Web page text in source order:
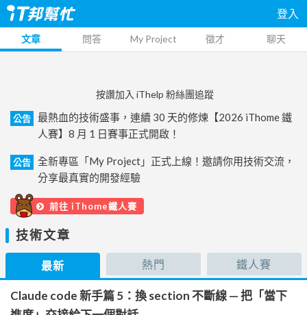
登入
文章 問答 My Project 徵才 聊天
按讚加入 iThelp 粉絲團追蹤
公告
最熱血的技術盛事，連續 30 天的修煉【2026 iThome 鐵
人賽】8 月 1 日賽事正式開啟！
公告
全新專區「My Project」正式上線！邀請你用技術交流，
分享最真實的開發經驗
前往 iThome鐵人賽
技術文章
最新 熱門 鐵人賽
Claude code 新手篇 5：換 section 不斷線 — 把「當下